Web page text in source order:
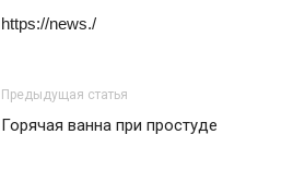
https://news./
Предыдущая статья
Горячая ванна при простуде